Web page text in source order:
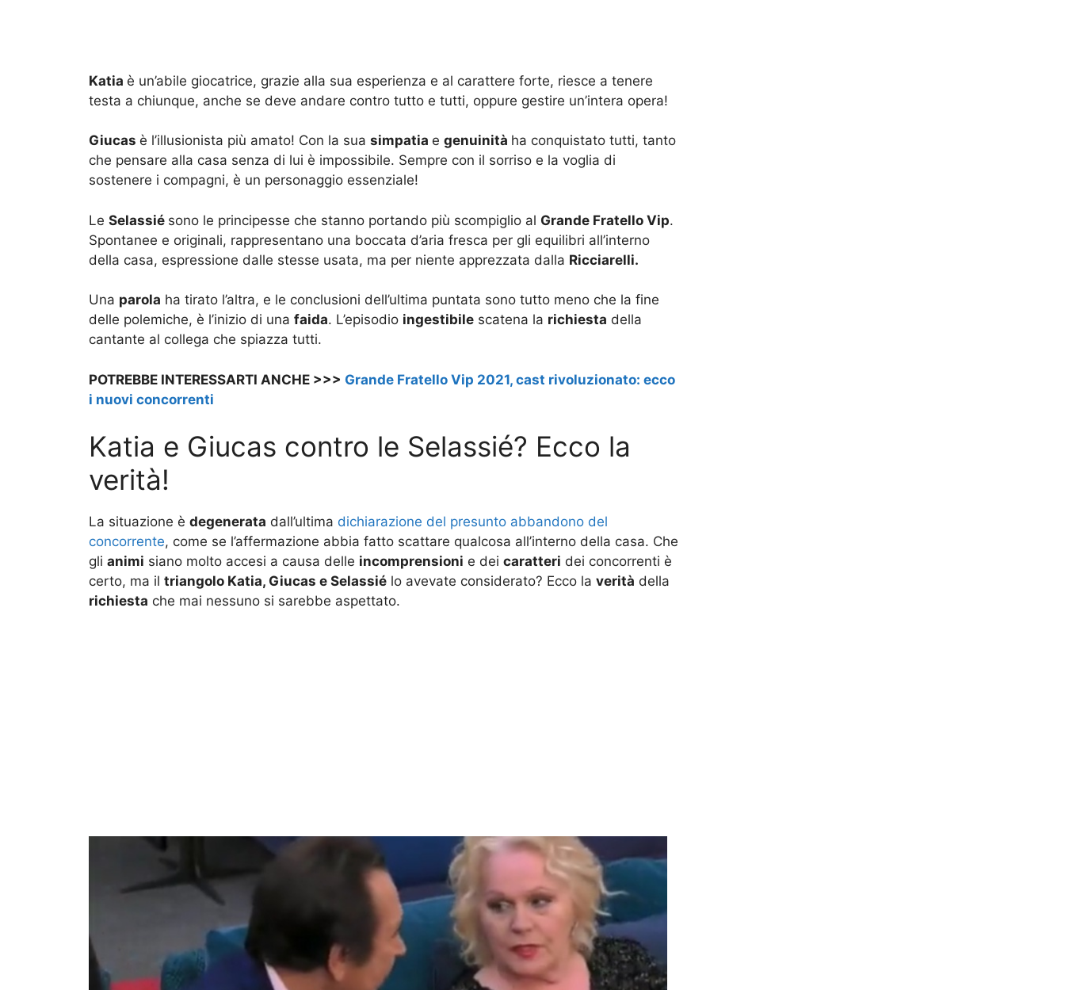
Katia è un’abile giocatrice, grazie alla sua esperienza e al carattere forte, riesce a tenere
testa a chiunque, anche se deve andare contro tutto e tutti, oppure gestire un’intera opera!
Giucas è l’illusionista più amato! Con la sua simpatia e genuinità ha conquistato tutti, tanto
che pensare alla casa senza di lui è impossibile. Sempre con il sorriso e la voglia di
sostenere i compagni, è un personaggio essenziale!
Le Selassié sono le principesse che stanno portando più scompiglio al Grande Fratello Vip.
Spontanee e originali, rappresentano una boccata d’aria fresca per gli equilibri all’interno
della casa, espressione dalle stesse usata, ma per niente apprezzata dalla Ricciarelli.
Una parola ha tirato l’altra, e le conclusioni dell’ultima puntata sono tutto meno che la fine
delle polemiche, è l’inizio di una faida. L’episodio ingestibile scatena la richiesta della
cantante al collega che spiazza tutti.
POTREBBE INTERESSARTI ANCHE >>> Grande Fratello Vip 2021, cast rivoluzionato: ecco
i nuovi concorrenti
Katia e Giucas contro le Selassié? Ecco la
verità!
La situazione è degenerata dall’ultima dichiarazione del presunto abbandono del
concorrente, come se l’affermazione abbia fatto scattare qualcosa all’interno della casa. Che
gli animi siano molto accesi a causa delle incomprensioni e dei caratteri dei concorrenti è
certo, ma il triangolo Katia, Giucas e Selassié lo avevate considerato? Ecco la verità della
richiesta che mai nessuno si sarebbe aspettato.